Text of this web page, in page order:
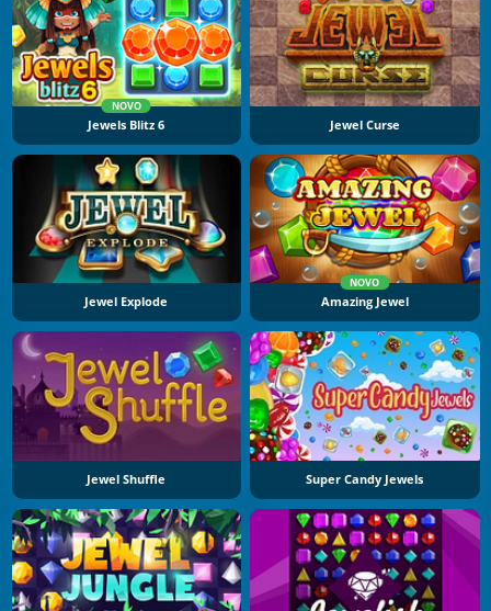
NOVO
Jewels Blitz 6 Jewel Curse
Jewel Explode
NOVO
Amazing Jewel
Jewel Shuffle Super Candy Jewels